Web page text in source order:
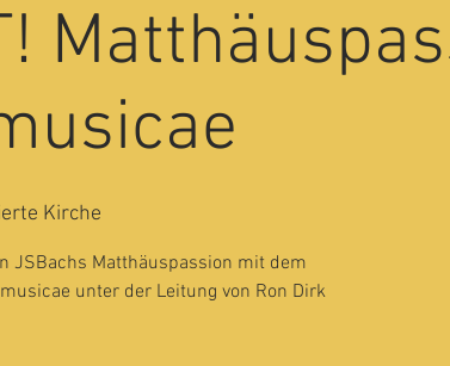
Kirche
JSBachs Matthäuspassion mit dem
unter der Leitung von Ron Dirk